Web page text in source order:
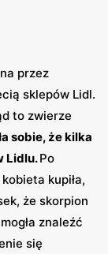
przez
sklepów Lidl.
to zwierze
sobie, że kilka
Lidlu.Po
kupiła,
że skorpion
znaleźć
się